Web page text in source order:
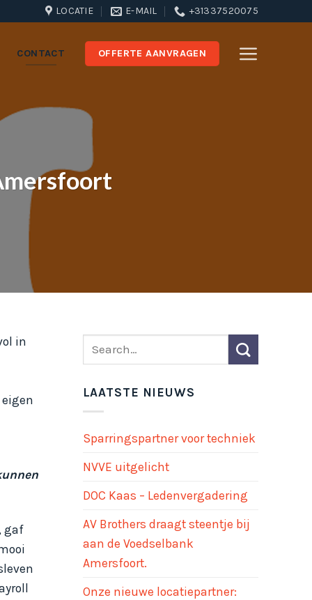
LOCATIE E-MAIL +31337520075
CONTACT OFFERTE AANVRAGEN
in
gaf
LAATSTE NIEUWS
Sparringspartner voor techniek
NVVE uitgelicht
DOC Kaas – Ledenvergadering
AV Brothers draagt steentje bij
aan de Voedselbank
Amersfoort.
Onze nieuwe locatiepartner: